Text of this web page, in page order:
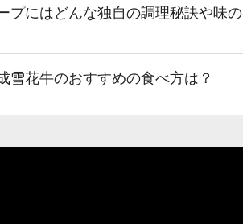
プにはどんな独自の調理秘訣や味の
花牛のおすすめの食べ方は？